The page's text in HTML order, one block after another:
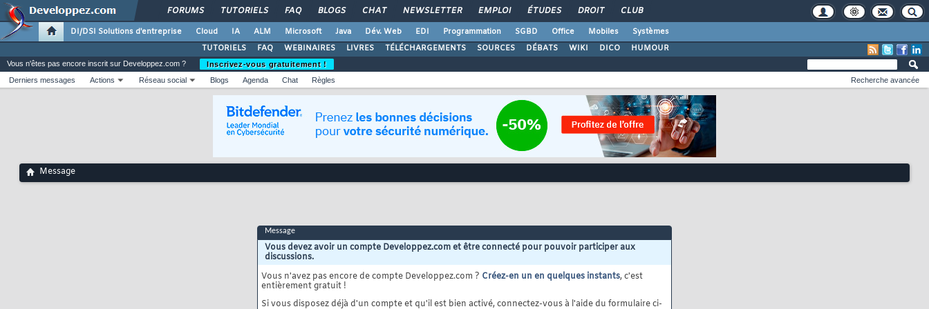
FORUMS TUTORIELS FAQ BLOGS CHAT NEWSLETTER EMPLOI ÉTUDES DROIT CLUB
DI/DSI Solutions d'entreprise Cloud IA ALM Microsoft Java Dév. Web EDI Programmation SGBD Office Mobiles
Systèmes
TUTORIELS
FAQ WEBINAIRES LIVRES TÉLÉCHARGEMENTS SOURCES DÉBATS WIKI DICO HUMOUR
Vous n'êtes pas encore inscrit sur Developpez.com ?
Inscrivez-vous gratuitement !
Derniers messages
Actions Réseau social Blogs Agenda Chat Règles Recherche avancée
Message
Message
Vous devez avoir un compte Developpez.com et être connecté pour pouvoir participer aux
discussions.
Vous n'avez pas encore de compte Developpez.com ? Créez-en un en quelques instants, c'est
entièrement gratuit !
Si vous disposez déjà d'un compte et qu'il est bien activé, connectez-vous à l'aide du formulaire ci-